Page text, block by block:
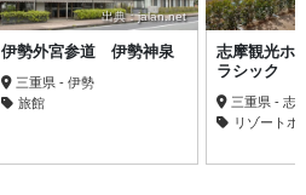
出典：jalan.net
伊勢外宮参道 伊勢神泉
三重県 - 伊勢
旅館
志摩観光
ラシック
三重県 - 志
リゾートホ